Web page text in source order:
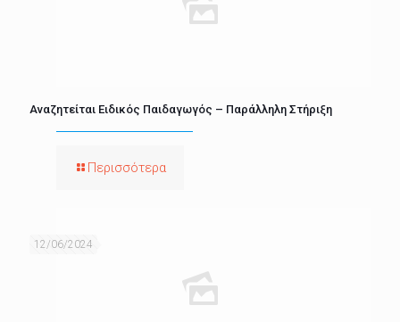
Αναζητείται Ειδικός Παιδαγωγός – Παράλληλη Στήριξη
Περισσότερα
12/06/2024